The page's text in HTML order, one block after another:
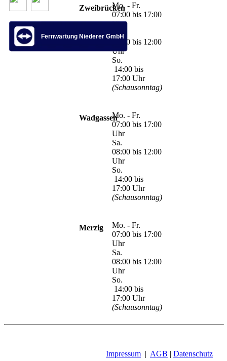
Fernwartung Niederer GmbH
ZweibrückenMo. - Fr.
07:00 bis 17:00
Uhr
Sa.
07:00 bis 12:00
Uhr
So.
14:00 bis
17:00 Uhr
(Schausonntag)
WadgassenMo. - Fr.
07:00 bis 17:00
Uhr
Sa.
08:00 bis 12:00
Uhr
So.
14:00 bis
17:00 Uhr
(Schausonntag)
Merzig
Mo. - Fr.
07:00 bis 17:00
Uhr
Sa.
08:00 bis 12:00
Uhr
So.
14:00 bis
17:00 Uhr
(Schausonntag)
Impressum | AGB | Datenschutz